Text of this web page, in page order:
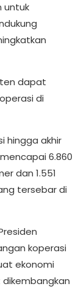
untuk
dapat
di
hingga akhir
6.860
dan 1.551
tersebar di
koperasi
ekonomi